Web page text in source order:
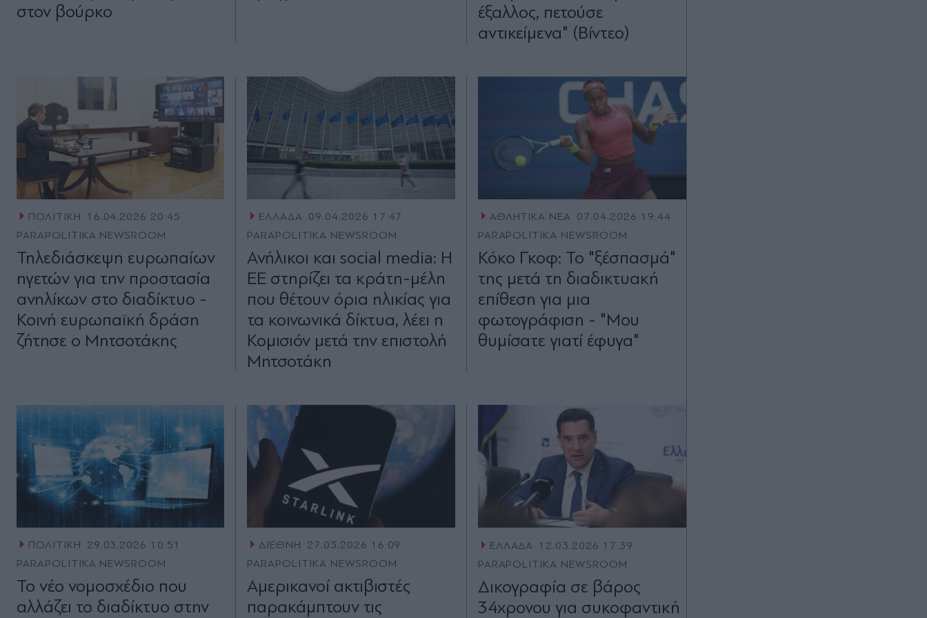
στον βούρκο
έξαλλος, πετούσε
αντικείμενα" (Βίντεο)
ΠΟΛΙΤΙΚΗ
16.04.2026 20:45
PARAPOLITIKA NEWSROOM
Τηλεδιάσκεψη ευρωπαίων
ηγετών για την προστασία
ανηλίκων στο διαδίκτυο -
Κοινή ευρωπαϊκή δράση
ζήτησε ο Μητσοτάκης
ΕΛΛΑΔΑ 09.04.2026 17:47
PARAPOLITIKA NEWSROOM
Ανήλικοι και social media: Η
ΕΕ στηρίζει τα κράτη-μέλη
που θέτουν όρια ηλικίας για
τα κοινωνικά δίκτυα, λέει η
Κομισιόν μετά την επιστολή
Μητσοτάκη
ΑΘΛΗΤΙΚΑ ΝΕΑ 07.04.2026 19:44
PARAPOLITIKA NEWSROOM
Κόκο Γκοφ: Το "ξέσπασμά"
της μετά τη διαδικτυακή
επίθεση για μια
φωτογράφιση - "Μου
θυμίσατε γιατί έφυγα"
ΠΟΛΙΤΙΚΗ
29.03.2026 10:51
PARAPOLITIKA NEWSROOM
Το νέο νομοσχέδιο που
αλλάζει το διαδίκτυο στην
ΔΙΕΘΝΗ
27.03.2026 16:09
PARAPOLITIKA NEWSROOM
Αμερικανοί ακτιβιστές
παρακάμπτουν τις
ΕΛΛΑΔΑ
12.03.2026 17:39
PARAPOLITIKA NEWSROOM
Δικογραφία σε βάρος
34χρονου για συκοφαντική